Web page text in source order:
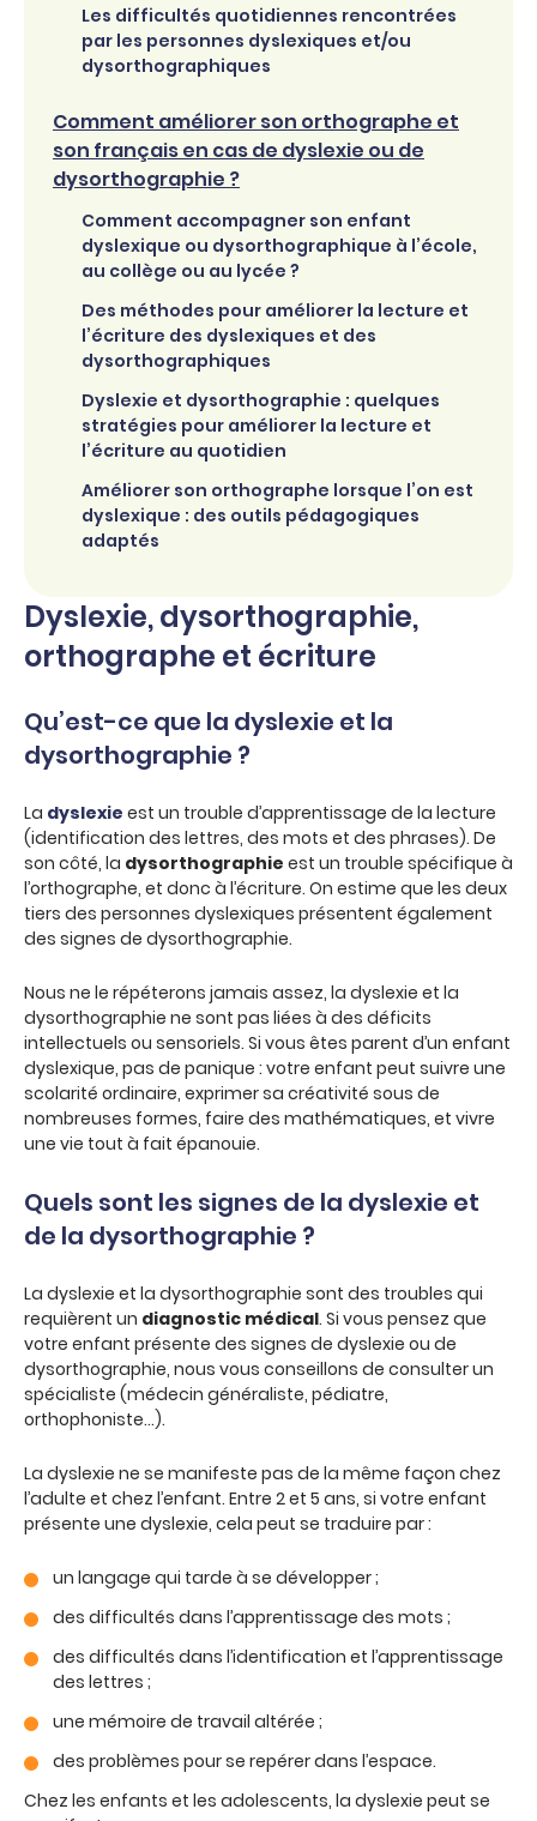
Les difficultés quotidiennes rencontrées
par les personnes dyslexiques et/ou
dysorthographiques
Comment améliorer son orthographe et
son français en cas de dyslexie ou de
dysorthographie ?
Comment accompagner son enfant
dyslexique ou dysorthographique à l’école,
au collège ou au lycée ?
Des méthodes pour améliorer la lecture et
l’écriture des dyslexiques et des
dysorthographiques
Dyslexie et dysorthographie : quelques
stratégies pour améliorer la lecture et
l’écriture au quotidien
Améliorer son orthographe lorsque l’on est
dyslexique : des outils pédagogiques
adaptés
Dyslexie, dysorthographie,
orthographe et écriture
Qu’est-ce que la dyslexie et la
dysorthographie ?
La dyslexie est un trouble d’apprentissage de la lecture
(identification des lettres, des mots et des phrases). De
son côté, la dysorthographie est un trouble spécifique à
l’orthographe, et donc à l’écriture. On estime que les deux
tiers des personnes dyslexiques présentent également
des signes de dysorthographie.
Nous ne le répéterons jamais assez, la dyslexie et la
dysorthographie ne sont pas liées à des déficits
intellectuels ou sensoriels. Si vous êtes parent d’un enfant
dyslexique, pas de panique : votre enfant peut suivre une
scolarité ordinaire, exprimer sa créativité sous de
nombreuses formes, faire des mathématiques, et vivre
une vie tout à fait épanouie.
Quels sont les signes de la dyslexie et
de la dysorthographie ?
La dyslexie et la dysorthographie sont des troubles qui
requièrent un diagnostic médical. Si vous pensez que
votre enfant présente des signes de dyslexie ou de
dysorthographie, nous vous conseillons de consulter un
spécialiste (médecin généraliste, pédiatre,
orthophoniste…).
La dyslexie ne se manifeste pas de la même façon chez
l’adulte et chez l’enfant. Entre 2 et 5 ans, si votre enfant
présente une dyslexie, cela peut se traduire par :
un langage qui tarde à se développer ;
des difficultés dans l’apprentissage des mots ;
des difficultés dans l’identification et l’apprentissage
des lettres ;
une mémoire de travail altérée ;
des problèmes pour se repérer dans l’espace.
Chez les enfants et les adolescents, la dyslexie peut se